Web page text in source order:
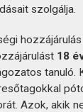
szolgálja.
hozzájárulás
18
tanuló.
Azok, akik